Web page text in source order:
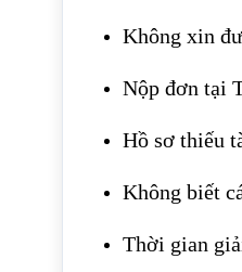
Không xin
Nộp đơn tại
Hồ sơ thiếu
Không biết
Thời gian